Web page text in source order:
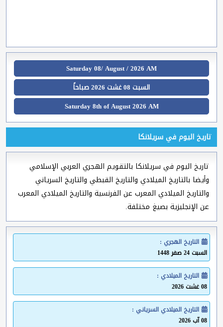
Saturday 08/ August / 2026 AM
السبت 08 غشت 2026 صباحاً
Saturday 8th of August 2026 AM
تاريخ اليوم في سريلانكا
تاريخ اليوم في سريلانكا بالتقويم الهجري العربي الإسلامي
وأيضا بالتاريخ الميلادي والتاريخ القبطي والتاريخ السرياني
والتاريخ الميلادي المعرب عن الفرنسية والتاريخ الميلادي المعرب
عن الإنجليزية بصيغ مختلفة.
التاريخ الهجري :
السبت 24 صفر 1448
التاريخ الميلادي :
08 غشت 2026
التاريخ الميلادي السرياني :
08 آب 2026